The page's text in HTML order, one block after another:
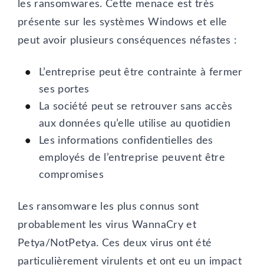
les ransomwares. Cette menace est très
présente sur les systèmes Windows et elle
peut avoir plusieurs conséquences néfastes :
L’entreprise peut être contrainte à fermer
ses portes
La société peut se retrouver sans accès
aux données qu’elle utilise au quotidien
Les informations confidentielles des
employés de l’entreprise peuvent être
compromises
Les ransomware les plus connus sont
probablement les virus WannaCry et
Petya/NotPetya. Ces deux virus ont été
particulièrement virulents et ont eu un impact